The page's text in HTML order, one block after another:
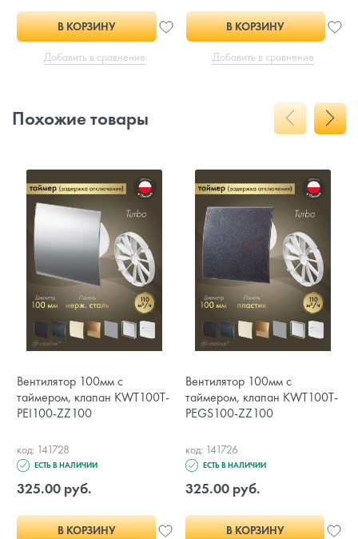
В КОРЗИНУ
Добавить в сравнение
В КОРЗИНУ
Добавить в сравнение
Похожие товары
Вентилятор 100мм с
таймером, клапан KWT100T-
PEI100-ZZ100
код: 141728
ЕСТЬ В НАЛИЧИИ
325.00 руб.
В КОРЗИНУ
Вентилятор 100мм с
таймером, клапан KWT100T-
PEGS100-ZZ100
код: 141726
ЕСТЬ В НАЛИЧИИ
325.00 руб.
В КОРЗИНУ